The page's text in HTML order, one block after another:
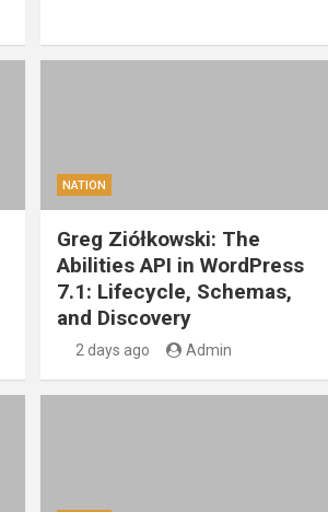
NATION
Greg Ziółkowski: The
Abilities API in WordPress
7.1: Lifecycle, Schemas,
and Discovery
2 days ago Admin